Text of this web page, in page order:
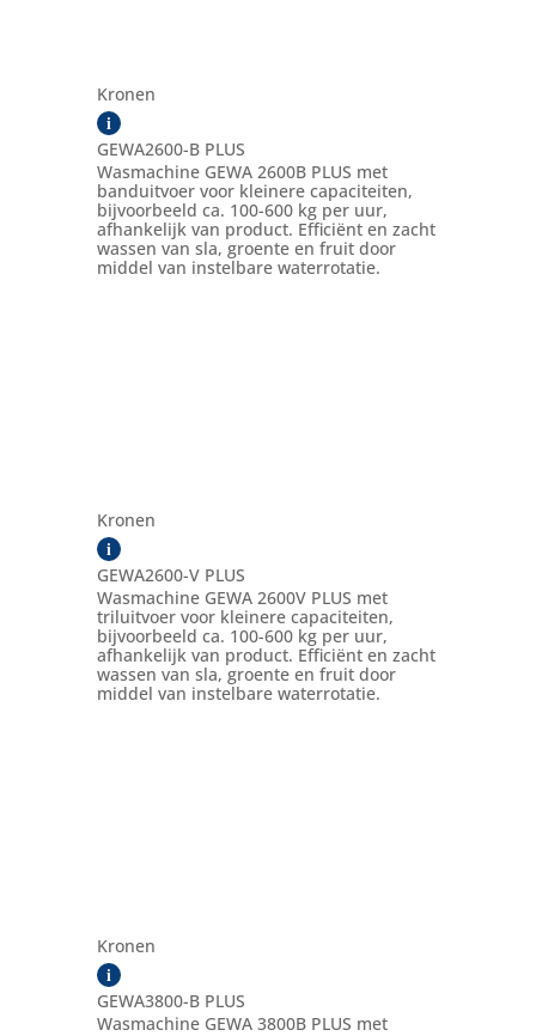
Kronen
i
GEWA2600-B PLUS
Wasmachine GEWA 2600B PLUS met
banduitvoer voor kleinere capaciteiten,
bijvoorbeeld ca. 100-600 kg per uur,
afhankelijk van product. Efficiënt en zacht
wassen van sla, groente en fruit door
middel van instelbare waterrotatie.
Kronen
i
GEWA2600-V PLUS
Wasmachine GEWA 2600V PLUS met
triluitvoer voor kleinere capaciteiten,
bijvoorbeeld ca. 100-600 kg per uur,
afhankelijk van product. Efficiënt en zacht
wassen van sla, groente en fruit door
middel van instelbare waterrotatie.
Kronen
i
GEWA3800-B PLUS
Wasmachine GEWA 3800B PLUS met